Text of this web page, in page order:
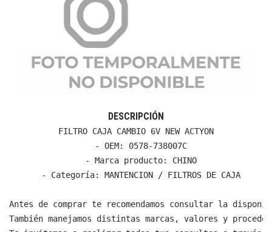
DESCRIPCIÓN
FILTRO CAJA CAMBIO 6V NEW ACTYON
  - OEM: 0578-738007C
  - Marca producto: CHINO
  - Categoría: MANTENCION / FILTROS DE CAJA
Antes de comprar te recomendamos consultar la
También manejamos distintas marcas, valores y